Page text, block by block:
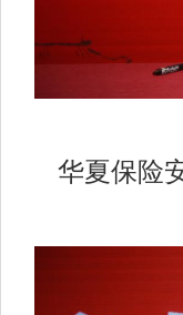
华夏保险